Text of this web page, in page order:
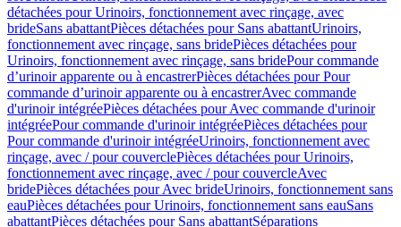
détachées pour Urinoirs, fonctionnement avec rinçage, avec
brideSans abattantPièces détachées pour Sans abattantUrinoirs,
fonctionnement avec rinçage, sans bridePièces détachées pour
Urinoirs, fonctionnement avec rinçage, sans bridePour commande
d’urinoir apparente ou à encastrerPièces détachées pour Pour
commande d’urinoir apparente ou à encastrerAvec commande
d'urinoir intégréePièces détachées pour Avec commande d'urinoir
intégréePour commande d'urinoir intégréePièces détachées pour
Pour commande d'urinoir intégréeUrinoirs, fonctionnement avec
rinçage, avec / pour couverclePièces détachées pour Urinoirs,
fonctionnement avec rinçage, avec / pour couvercleAvec
bridePièces détachées pour Avec brideUrinoirs, fonctionnement sans
eauPièces détachées pour Urinoirs, fonctionnement sans eauSans
abattantPièces détachées pour Sans abattantSéparations